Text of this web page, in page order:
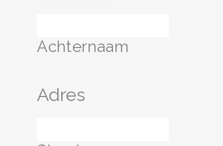
Achternaam
Adres